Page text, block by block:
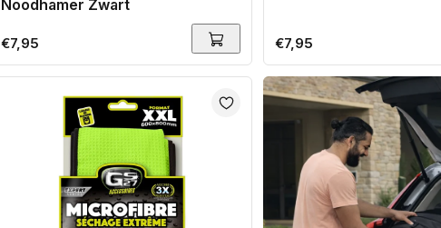
Noodhamer Zwart
Normale
prijs
€7,95
Normale
prijs
€7,95